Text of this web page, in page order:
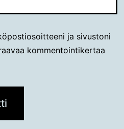
ja sivustoni
kommentointikertaa